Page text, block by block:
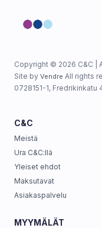
Copyright © 2026 C&C |
Site by Vendre All rights
0728151-1, Fredrikinkatu
C&C
Meistä
Ura C&C:llä
Yleiset ehdot
Maksutavat
Asiakaspalvelu
MYYMÄLÄT